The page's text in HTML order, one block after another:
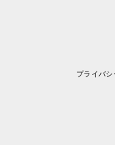
プライバシ